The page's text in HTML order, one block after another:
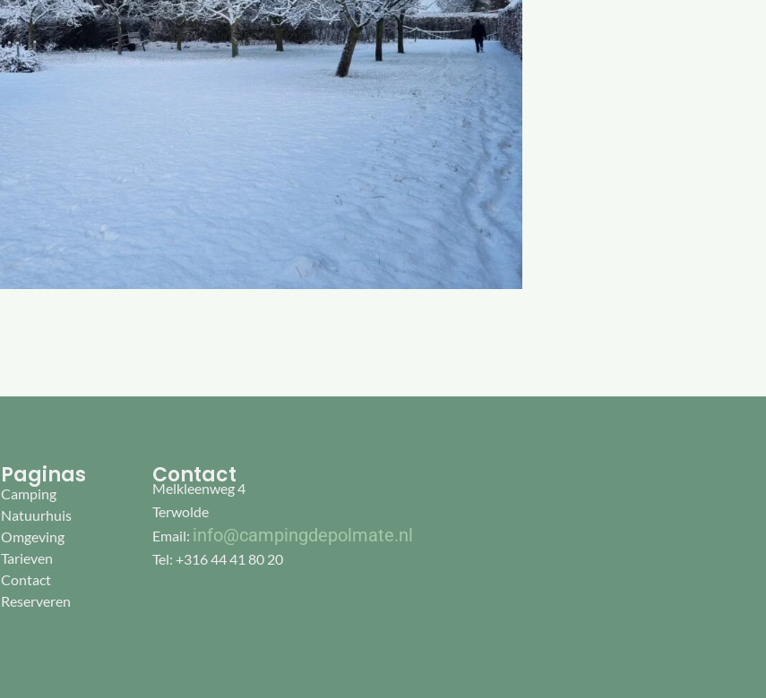
Paginas
Camping
Natuurhuis
Omgeving
Tarieven
Contact
Reserveren
Contact
Melkleenweg 4
Terwolde
Email: info@campingdepolmate.nl
Tel: +316 44 41 80 20